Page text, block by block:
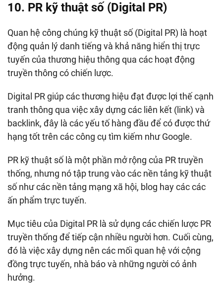
10. PR kỹ thuật số (Digital PR)
Quan hệ công chúng kỹ thuật số (Digital PR) là hoạt
động quản lý danh tiếng và khả năng hiển thị trực
tuyến của thương hiệu thông qua các hoạt động
truyền thông có chiến lược.
Digital PR giúp các thương hiệu đạt được lợi thế cạnh
tranh thông qua việc xây dựng các liên kết (link) và
backlink, đây là các yếu tố hàng đầu để có được thứ
hạng tốt trên các công cụ tìm kiếm như Google.
PR kỹ thuật số là một phần mở rộng của PR truyền
thống, nhưng nó tập trung vào các nền tảng kỹ thuật
số như các nền tảng mạng xã hội, blog hay các các
ấn phẩm trực tuyến.
Mục tiêu của Digital PR là sử dụng các chiến lược PR
truyền thống để tiếp cận nhiều người hơn. Cuối cùng,
đó là việc xây dựng nên các mối quan hệ với cộng
đồng trực tuyến, nhà báo và những người có ảnh
hưởng.